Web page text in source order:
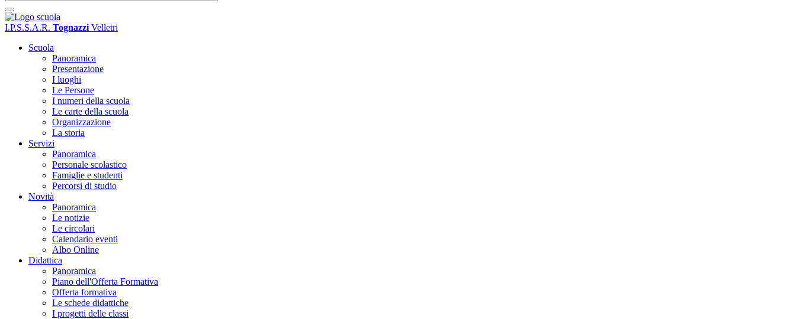
I.P.S.S.A.R. Tognazzi Velletri
Scuola
Panoramica
Presentazione
I luoghi
Le Persone
I numeri della scuola
Le carte della scuola
Organizzazione
La storia
Servizi
Panoramica
Personale scolastico
Famiglie e studenti
Percorsi di studio
Novità
Panoramica
Le notizie
Le circolari
Calendario eventi
Albo Online
Didattica
Panoramica
Piano dell'Offerta Formativa
Offerta formativa
Le schede didattiche
I progetti delle classi